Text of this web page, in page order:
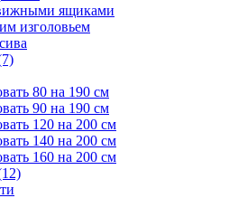
ящиками
изголовьем
80 на 190 см
90 на 190 см
120 на 200 см
140 на 200 см
160 на 200 см